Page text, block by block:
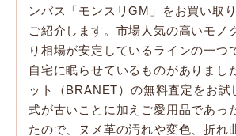
ンバス「モンスリGM」をお買い取
ご紹介します。市場人気の高いモノ
り相場が安定しているラインの一つ
自宅に眠らせているものがありまし
ット（BRANET）の無料査定をお試
式が古いことに加えご愛用品であっ
たので、ヌメ革の汚れや変色、折れ